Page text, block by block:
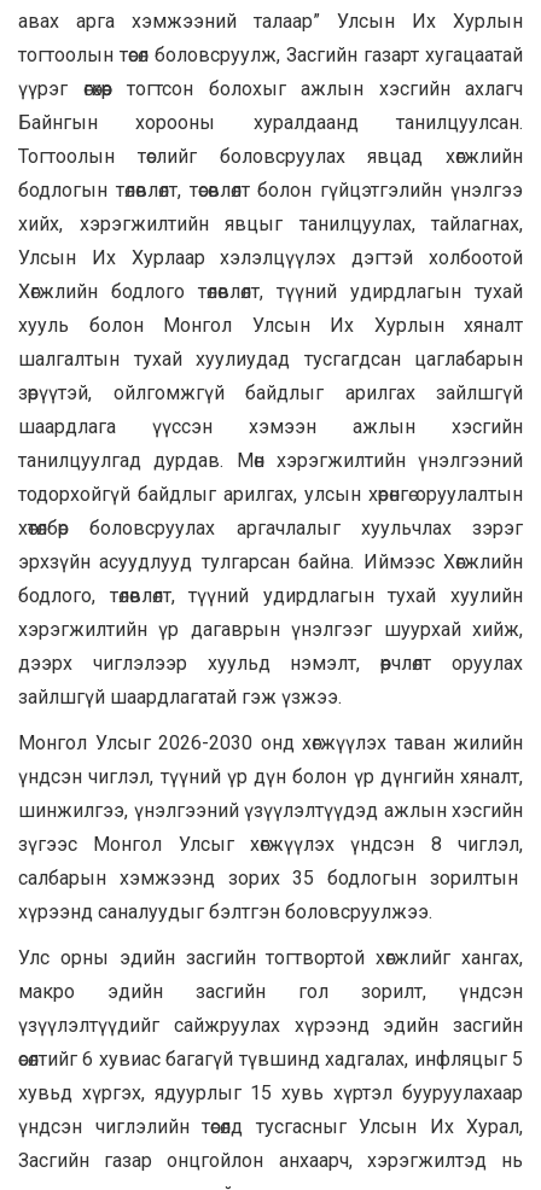
авах арга хэмжээний талаар” Улсын Их Хурлын
тогтоолын төсөл боловсруулж, Засгийн газарт хугацаатай
үүрэг өгөхөөр тогтсон болохыг ажлын хэсгийн ахлагч
Байнгын хорооны хуралдаанд танилцуулсан.
Тогтоолын төслийг боловсруулах явцад хөгжлийн
бодлогын төлөвлөлт, төсөвлөлт болон гүйцэтгэлийн үнэлгээ
хийх, хэрэгжилтийн явцыг танилцуулах, тайлагнах,
Улсын Их Хурлаар хэлэлцүүлэх дэгтэй холбоотой
Хөгжлийн бодлого төлөвлөлт, түүний удирдлагын тухай
хууль болон Монгол Улсын Их Хурлын хяналт
шалгалтын тухай хуулиудад тусгагдсан цаглабарын
зөрүүтэй, ойлгомжгүй байдлыг арилгах зайлшгүй
шаардлага үүссэн хэмээн ажлын хэсгийн
танилцуулгад дурдав. Мөн хэрэгжилтийн үнэлгээний
тодорхойгүй байдлыг арилгах, улсын хөрөнгө оруулалтын
хөтөлбөр боловсруулах аргачлалыг хуульчлах зэрэг
эрхзүйн асуудлууд тулгарсан байна. Иймээс Хөгжлийн
бодлого, төлөвлөлт, түүний удирдлагын тухай хуулийн
хэрэгжилтийн үр дагаврын үнэлгээг шуурхай хийж,
дээрх чиглэлээр хуульд нэмэлт, өөрчлөлт оруулах
зайлшгүй шаардлагатай гэж үзжээ.
Монгол Улсыг 2026-2030 онд хөгжүүлэх таван жилийн
үндсэн чиглэл, түүний үр дүн болон үр дүнгийн хяналт,
шинжилгээ, үнэлгээний үзүүлэлтүүдэд ажлын хэсгийн
зүгээс Монгол Улсыг хөгжүүлэх үндсэн 8 чиглэл,
салбарын хэмжээнд зорих 35 бодлогын зорилтын
хүрээнд саналуудыг бэлтгэн боловсруулжээ.
Улс орны эдийн засгийн тогтвортой хөгжлийг хангах,
макро эдийн засгийн гол зорилт, үндсэн
үзүүлэлтүүдийг сайжруулах хүрээнд эдийн засгийн
өсөлтийг 6 хувиас багагүй түвшинд хадгалах, инфляцыг 5
хувьд хүргэх, ядуурлыг 15 хувь хүртэл бууруулахаар
үндсэн чиглэлийн төсөлд тусгасныг Улсын Их Хурал,
Засгийн газар онцгойлон анхаарч, хэрэгжилтэд нь